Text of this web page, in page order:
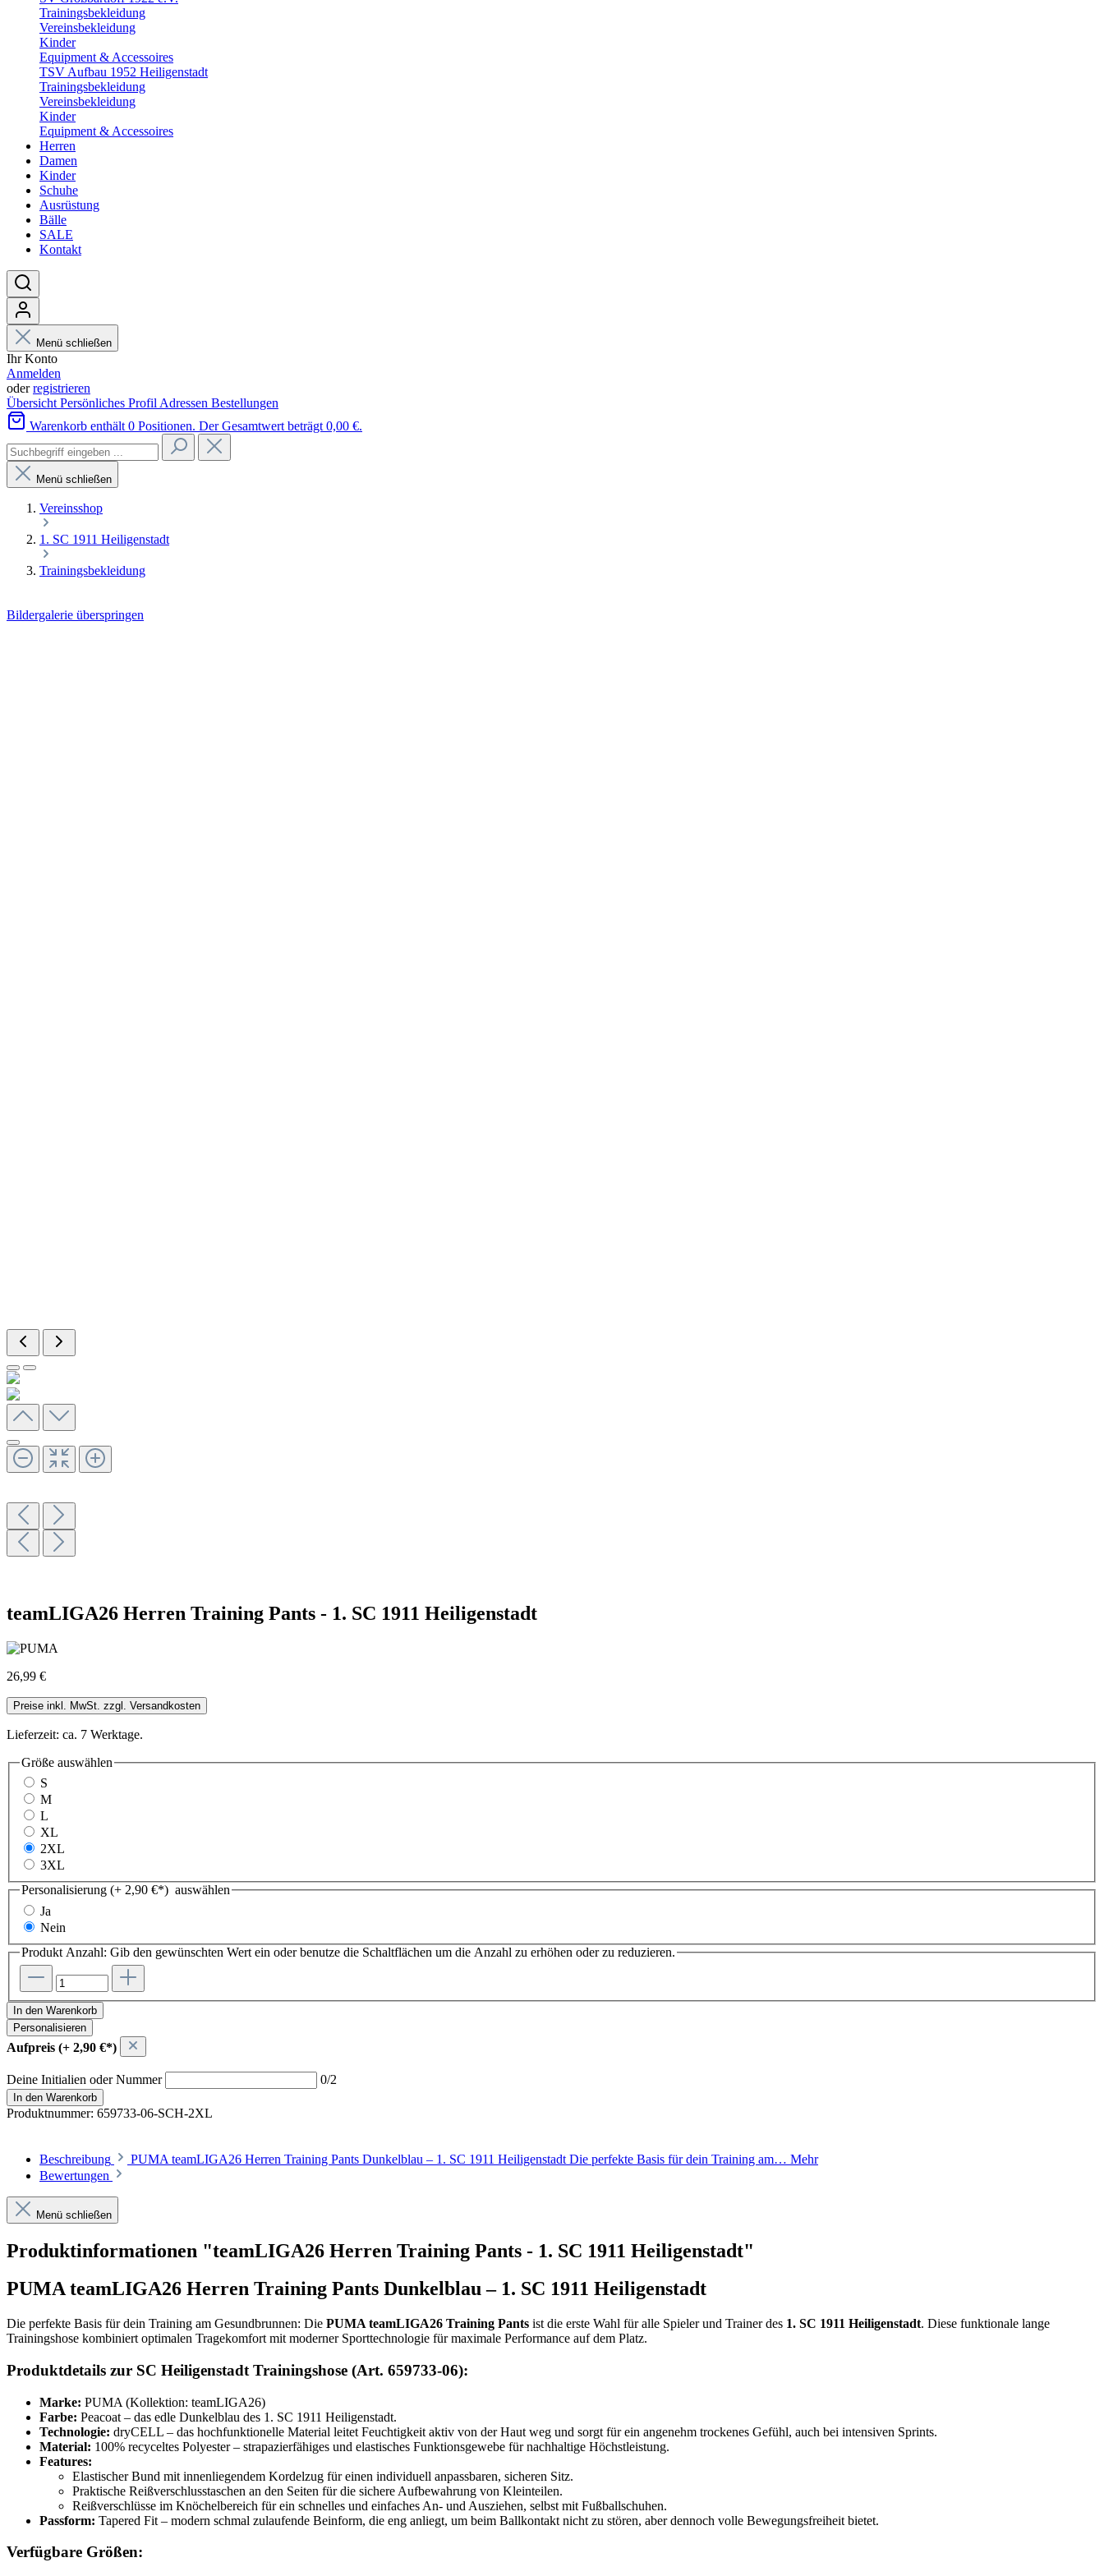
Trainingsbekleidung
Vereinsbekleidung
Kinder
Equipment & Accessoires
TSV Aufbau 1952 Heiligenstadt
Trainingsbekleidung
Vereinsbekleidung
Kinder
Equipment & Accessoires
Herren
Damen
Kinder
Schuhe
Ausrüstung
Bälle
SALE
Kontakt
Menü schließen
Ihr Konto
Anmelden
oderregistrieren
Übersicht Persönliches Profil Adressen Bestellungen
Warenkorb enthält 0 Positionen. Der Gesamtwert beträgt 0,00 €.
Menü schließen
Vereinsshop
1. SC 1911 Heiligenstadt
Trainingsbekleidung
Bildergalerie überspringen
teamLIGA26 Herren Training Pants - 1. SC 1911 Heiligenstadt
26,99 €
Preise inkl. MwSt. zzgl. Versandkosten
Lieferzeit: ca. 7 Werktage.
Größe auswählen
S
M
L
XL
2XL
3XL
Personalisierung (+ 2,90 €*) auswählen
Ja
Nein
Produkt Anzahl: Gib den gewünschten Wert ein oder benutze die Schaltflächen um die Anzahl zu erhöhen oder zu reduzieren.
In den Warenkorb
Personalisieren
Aufpreis (+ 2,90 €*)
Deine Initialien oder Nummer 0/2
In den Warenkorb
Produktnummer: 659733-06-SCH-2XL
Beschreibung PUMA teamLIGA26 Herren Training Pants Dunkelblau – 1. SC 1911 Heiligenstadt Die perfekte Basis für dein Training am… Mehr
Bewertungen
Menü schließen
Produktinformationen "teamLIGA26 Herren Training Pants - 1. SC 1911 Heiligenstadt"
PUMA teamLIGA26 Herren Training Pants Dunkelblau – 1. SC 1911 Heiligenstadt
Die perfekte Basis für dein Training am Gesundbrunnen: Die PUMA teamLIGA26 Training Pants ist die erste Wahl für alle Spieler und Trainer des 1. SC 1911 Heiligenstadt. Diese funktionale lange
Trainingshose kombiniert optimalen Tragekomfort mit moderner Sporttechnologie für maximale Performance auf dem Platz.
Produktdetails zur SC Heiligenstadt Trainingshose (Art. 659733-06):
Marke: PUMA (Kollektion: teamLIGA26)
Farbe: Peacoat – das edle Dunkelblau des 1. SC 1911 Heiligenstadt.
Technologie: dryCELL – das hochfunktionelle Material leitet Feuchtigkeit aktiv von der Haut weg und sorgt für ein angenehm trockenes Gefühl, auch bei intensiven Sprints.
Material: 100% recyceltes Polyester – strapazierfähiges und elastisches Funktionsgewebe für nachhaltige Höchstleistung.
Features:
Elastischer Bund mit innenliegendem Kordelzug für einen individuell anpassbaren, sicheren Sitz.
Praktische Reißverschlusstaschen an den Seiten für die sichere Aufbewahrung von Kleinteilen.
Reißverschlüsse im Knöchelbereich für ein schnelles und einfaches An- und Ausziehen, selbst mit Fußballschuhen.
Passform: Tapered Fit – modern schmal zulaufende Beinform, die eng anliegt, um beim Ballkontakt nicht zu stören, aber dennoch volle Bewegungsfreiheit bietet.
Verfügbare Größen: